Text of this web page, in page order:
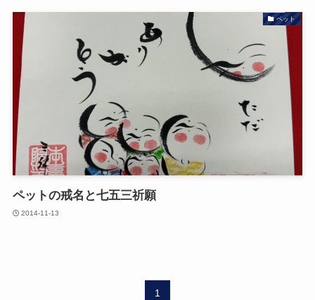
ペット
ペットの戒名と七五三祈願
2014-11-13
1